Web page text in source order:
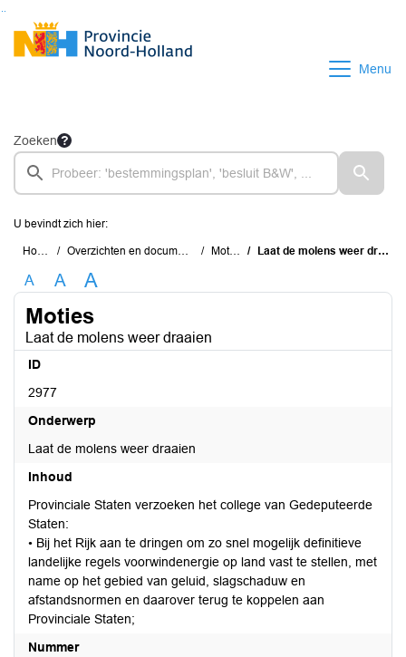
Ga naar de inhoud van deze pagina
Ga naar het zoeken
Ga naar het menu
Menu
Zoeken
U bevindt zich hier:
Home Overzichten en documenten Moties Laat de molens weer draaien
A A A
Moties
Laat de molens weer draaien
ID
2977
Onderwerp
Laat de molens weer draaien
Inhoud
Provinciale Staten verzoeken het college van Gedeputeerde
Staten:
• Bij het Rijk aan te dringen om zo snel mogelijk definitieve
landelijke regels voorwindenergie op land vast te stellen, met
name op het gebied van geluid, slagschaduw en
afstandsnormen en daarover terug te koppelen aan
Provinciale Staten;
Nummer